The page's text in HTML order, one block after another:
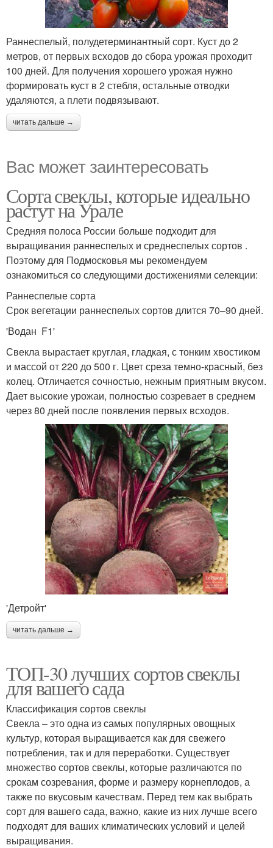
Раннеспелый, полудетерминантный сорт. Куст до 2
метров, от первых всходов до сбора урожая проходит
100 дней. Для получения хорошего урожая нужно
формировать куст в 2 стебля, остальные отводки
удаляются, а плети подвязывают.
читать дальше →
Вас может заинтересовать
Сорта свеклы, которые идеально
растут на Урале
Средняя полоса России больше подходит для
выращивания раннеспелых и среднеспелых сортов .
Поэтому для Подмосковья мы рекомендуем
ознакомиться со следующими достижениями селекции:
Раннеспелые сорта
Срок вегетации раннеспелых сортов длится 70–90 дней.
'Водан F1'
Свекла вырастает круглая, гладкая, с тонким хвостиком
и массой от 220 до 500 г. Цвет среза темно-красный, без
колец. Отличается сочностью, нежным приятным вкусом.
Дает высокие урожаи, полностью созревает в среднем
через 80 дней после появления первых всходов.
'Детройт'
читать дальше →
ТОП-30 лучших сортов свеклы
для вашего сада
Классификация сортов свеклы
Свекла – это одна из самых популярных овощных
культур, которая выращивается как для свежего
потребления, так и для переработки. Существует
множество сортов свеклы, которые различаются по
срокам созревания, форме и размеру корнеплодов, а
также по вкусовым качествам. Перед тем как выбрать
сорт для вашего сада, важно, какие из них лучше всего
подходят для ваших климатических условий и целей
выращивания.